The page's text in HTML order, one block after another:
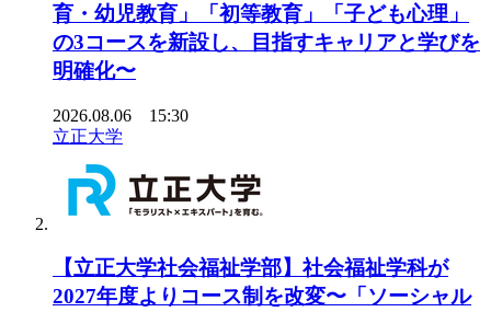
育・幼児教育」「初等教育」「子ども心理」
の3コースを新設し、目指すキャリアと学びを
明確化〜
2026.08.06 15:30
立正大学
【立正大学社会福祉学部】社会福祉学科が
2027年度よりコース制を改変〜「ソーシャル